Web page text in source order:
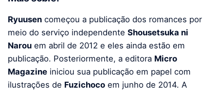
Ryuusen começou a publicação dos romances por
meio do serviço independente Shousetsuka ni
Narou em abril de 2012 e eles ainda estão em
publicação. Posteriormente, a editora Micro
Magazine iniciou sua publicação em papel com
ilustrações de Fuzichoco em junho de 2014. A